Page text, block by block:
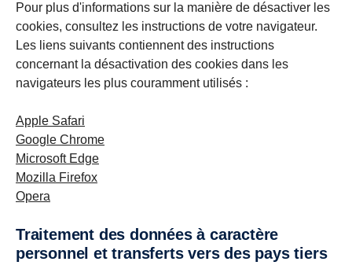
Pour plus d'informations sur la manière de désactiver les
cookies, consultez les instructions de votre navigateur.
Les liens suivants contiennent des instructions
concernant la désactivation des cookies dans les
navigateurs les plus couramment utilisés :
Apple Safari
Google Chrome
Microsoft Edge
Mozilla Firefox
Opera
Traitement des données à caractère
personnel et transferts vers des pays tiers